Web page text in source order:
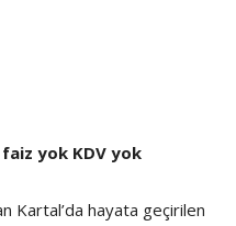
yok KDV yok
Kartal’da hayata geçirilen